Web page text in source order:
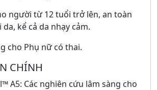
người từ 12 tuổi trở lên, an toàn
kể cả da nhạy cảm.
cho Phụ nữ có thai.
CHÍNH
A5: Các nghiên cứu lâm sàng cho